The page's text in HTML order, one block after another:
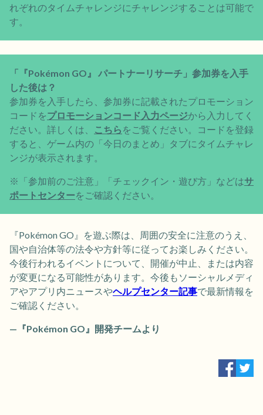
れぞれのタイムチャレンジにチャレンジすることは可能で
す。
「『Pokémon GO』 パートナーリサーチ」参加券を入手
した後は？
参加券を入手したら、参加券に記載されたプロモーション
コードをプロモーションコード入力ページから入力してく
ださい。詳しくは、
こちら をご覧ください。コードを登録
すると、ゲーム内の「今日のまとめ」タブにタイムチャレ
ンジが表示されます。
※「参加前のご注意」「チェックイン・遊び方」などはサ
ポートセンターをご確認ください。
『Pokémon GO』を遊ぶ際は、周囲の安全に注意のうえ、
国や自治体等の法令や方針等に従ってお楽しみください。
今後行われるイベントについて、開催が中止、または内容
が変更になる可能性があります。今後もソーシャルメディ
アやアプリ内ニュースやヘルプセンター記事で最新情報を
ご確認ください。
—『Pokémon GO』開発チームより